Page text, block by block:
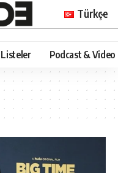
Türkçe
Listeler Podcast & Video